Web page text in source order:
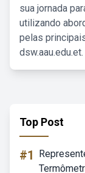
sua jornada
utilizando
pelas
dsw.aau.edu.et.
Top Post
#1